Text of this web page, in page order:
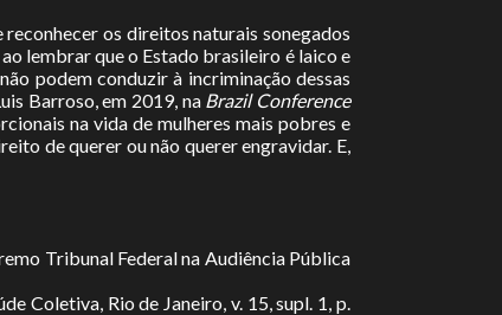
os direitos naturais sonegados
lembrar que o Estado brasileiro é laico e
podem conduzir à incriminação dessas
Barroso, em 2019, na Brazil Conference
na vida de mulheres mais pobres e
de querer ou não querer engravidar. E,
Tribunal Federal na Audiência Pública
Coletiva, Rio de Janeiro, v. 15, supl. 1, p.